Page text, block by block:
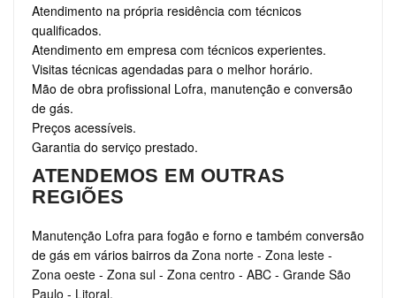
Atendimento na própria residência com técnicos
qualificados.
Atendimento em empresa com técnicos experientes.
Visitas técnicas agendadas para o melhor horário.
Mão de obra profissional Lofra, manutenção e conversão
de gás.
Preços acessíveis.
Garantia do serviço prestado.
ATENDEMOS EM OUTRAS
REGIÕES
Manutenção Lofra para fogão e forno e também conversão
de gás em vários bairros da Zona norte - Zona leste -
Zona oeste - Zona sul - Zona centro - ABC - Grande São
Paulo - Litoral.